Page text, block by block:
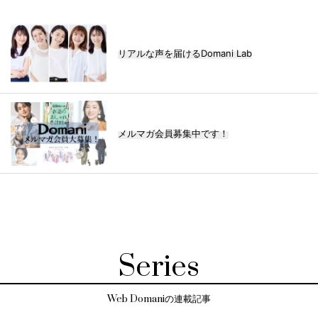
リアルな声を届けるDomani Lab
メルマガ会員募集中です！
Series
Web Domaniの連載記事